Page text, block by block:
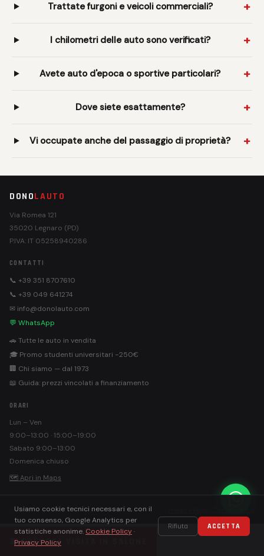
Usiamo cookie tecnici necessari e, con il
tuo consenso, Google Analytics per
statistiche anonime. Cookie Policy·
Privacy Policy
Rifiuta ACCETTA
Trattate furgoni e veicoli commerciali?
I chilometri delle auto sono verificati?
Avete auto d'epoca o sportive particolari?
Dove siete esattamente?
Vi occupate anche del passaggio di proprietà?
DONOLAUTO
Via Romea 121
35020 Legnaro (PD)
P.IVA: IT 05258940286
CONTATTI
📞 +39 351 8707610
📞 +39 049 641274
✉ info@donolauto.com
💬 WhatsApp
🚗 Tutte le auto in vendita
🎓 Promo studenti universitari −250€
🏢 Chi siamo — dal 1973
📖 Guida: prezzi vincolati a finanziamento
ORARI
Lun – Ven
9:00–13:00 · 15:00–19:00
Sabato 9:00–13:00
Domenica chiuso
🗺 Apri in Maps
©Donolauto S.r.l. · PEC: donolautosrl@pec.it
📅 PRENOTA VISITA IN SALONE